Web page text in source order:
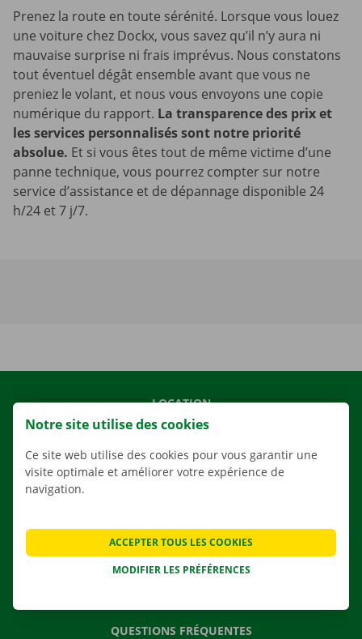
Prenez la route en toute sérénité. Lorsque vous louez
une voiture chez Dockx, vous savez qu’il n’y aura ni
mauvaise surprise ni frais imprévus. Nous constatons
tout éventuel dégât ensemble avant que vous ne
preniez le volant, et nous vous envoyons une copie
numérique du rapport. La transparence des prix et
les services personnalisés sont notre priorité
absolue. Et si vous êtes tout de même victime d’une
panne technique, vous pourrez compter sur notre
service d’assistance et de dépannage disponible 24
h/24 et 7 j/7.
LOCATION
NOS VÉHICULES
NOS SERVICES
AGENCES
SOLUTIONS DE DÉMÉNAGEMENT
QUESTIONS FRÉQUENTES
Notre site utilise des cookies
Ce site web utilise des cookies pour vous garantir une
visite optimale et améliorer votre expérience de
navigation.
MODIFIER LES PRÉFÉRENCES
ACCEPTER TOUS LES COOKIES